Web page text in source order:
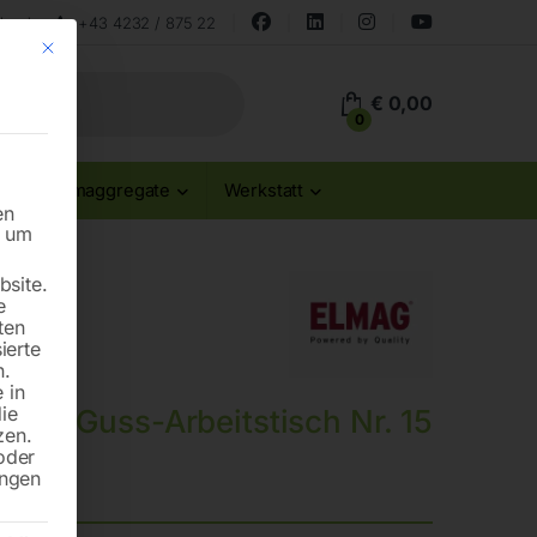
+43 4232 / 875 22
0
€ 0,00
Stromaggregate Werkstatt
Guss-Arbeitstisch Nr. 15
Mit diesem Button wird der Dialog geschlossen. Seine Funktionalität ist
in